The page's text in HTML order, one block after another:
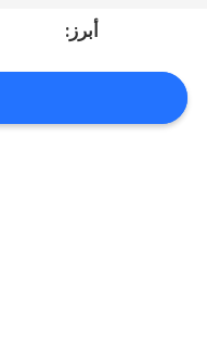
اطلب
اقتباس
أبرز: